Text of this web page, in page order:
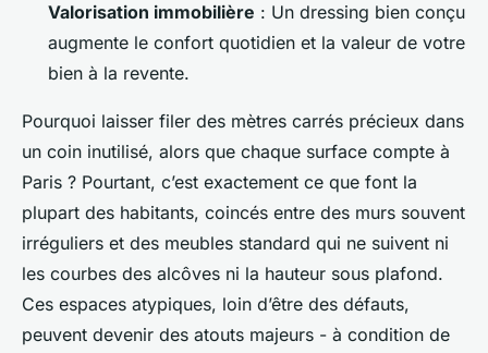
Valorisation immobilière : Un dressing bien conçu
augmente le confort quotidien et la valeur de votre
bien à la revente.
Pourquoi laisser filer des mètres carrés précieux dans
un coin inutilisé, alors que chaque surface compte à
Paris ? Pourtant, c’est exactement ce que font la
plupart des habitants, coincés entre des murs souvent
irréguliers et des meubles standard qui ne suivent ni
les courbes des alcôves ni la hauteur sous plafond.
Ces espaces atypiques, loin d’être des défauts,
peuvent devenir des atouts majeurs - à condition de